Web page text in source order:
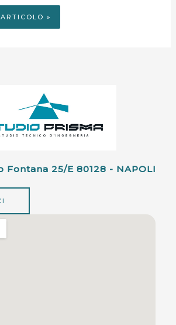
Fontana 25/e 80128 - NAPOLI